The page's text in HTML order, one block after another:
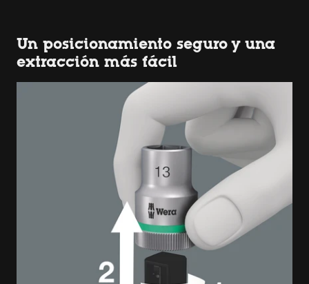
Un posicionamiento seguro y una
extracción más fácil